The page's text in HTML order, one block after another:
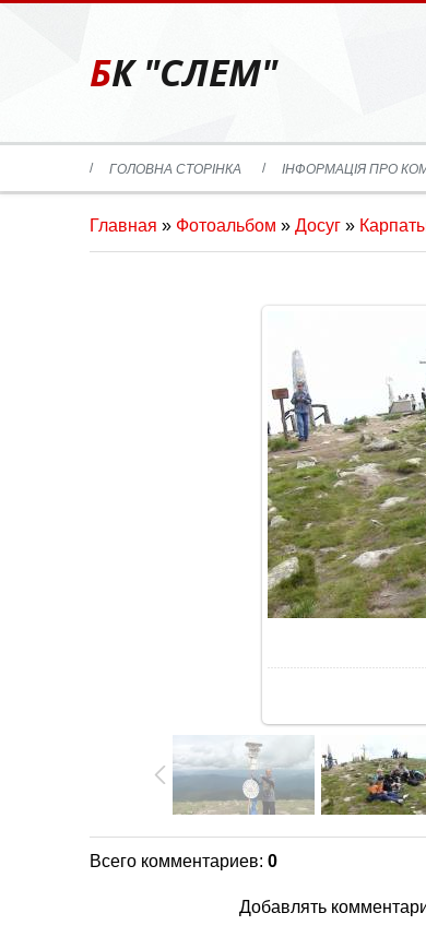
БК "СЛЕМ"
ГОЛОВНА СТОРІНКА ІНФОРМАЦІЯ ПРО
Главная » Фотоальбом » Досуг »
Всего комментариев: 0
Добавлять